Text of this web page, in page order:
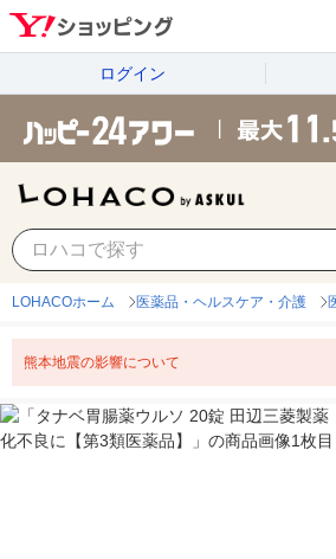
ログイン
LOHACOホーム 医薬品・ヘルスケア・介護
熊本地震の影響について